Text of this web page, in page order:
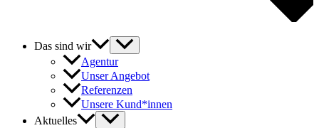
Das sind wir
Agentur
Unser Angebot
Referenzen
Unsere Kund*innen
Aktuelles